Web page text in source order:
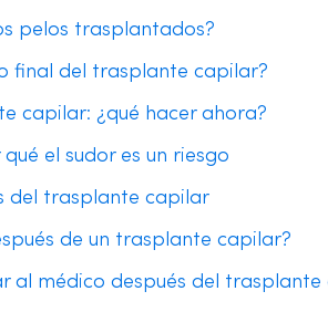
pelos trasplantados?
final del trasplante capilar?
capilar: ¿qué hacer ahora?
el sudor es un riesgo
del trasplante capilar
de un trasplante capilar?
al médico después del